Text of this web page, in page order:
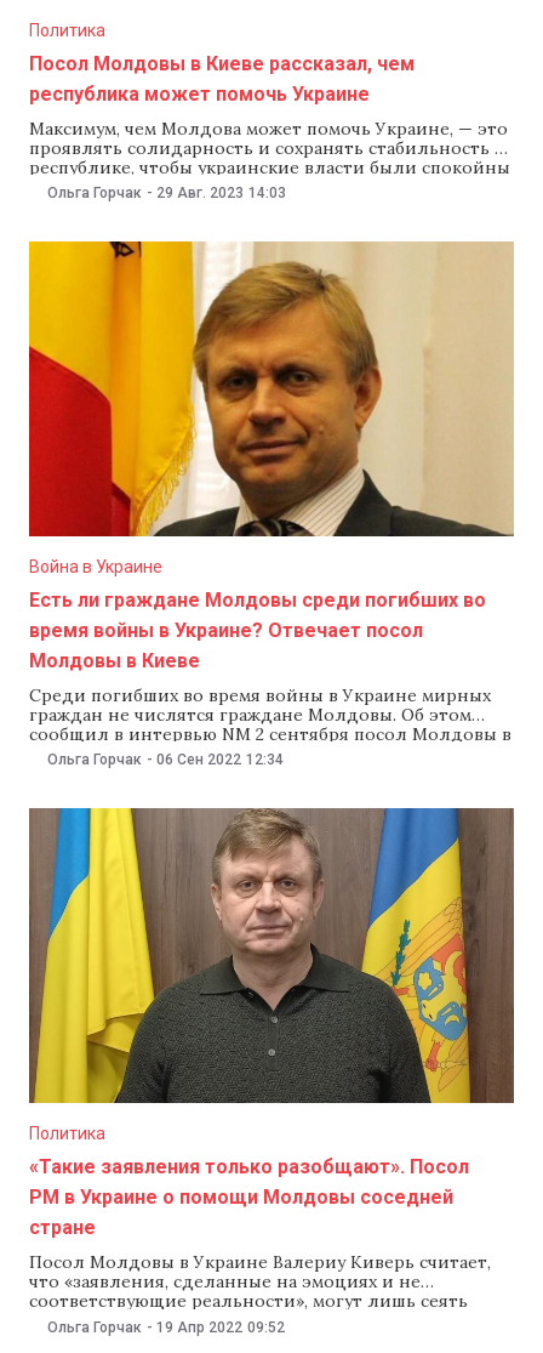
Политика
Посол Молдовы в Киеве рассказал, чем
республика может помочь Украине
Максимум, чем Молдова может помочь Украине, — это
проявлять солидарность и сохранять стабильность в
республике, чтобы украинские власти были спокойны
за свою границу с РМ. Это в интервью Vocea Basarabiei
заявил посол Молдовы в Киеве Валериу Киверь.
оказать Украине в войне с Россией, —
Ольга Горчак - 29 Авг. 2023 14:03
Война в Украине
Есть ли граждане Молдовы среди погибших во
время войны в Украине? Отвечает посол
Молдовы в Киеве
Среди погибших во время войны в Украине мирных
граждан не числятся граждане Молдовы. Об этом
сообщил в интервью NM 2 сентября посол Молдовы в
Украине Валерий Киверь. «По данным Управления
Верховного комиссара ООН по правам человека, с
жертв среди гражданского населения: 5
Ольга Горчак - 06 Сен 2022 12:34
Политика
«Такие заявления только разобщают». Посол
РМ в Украине о помощи Молдовы соседней
стране
Посол Молдовы в Украине Валериу Киверь считает,
что «заявления, сделанные на эмоциях и не
соответствующие реальности», могут лишь сеять
раздор между Украиной и Молдовой. Такое
заявление посла последовало после слов вице-
Ольга Горчак - 19 Апр 2022 09:52